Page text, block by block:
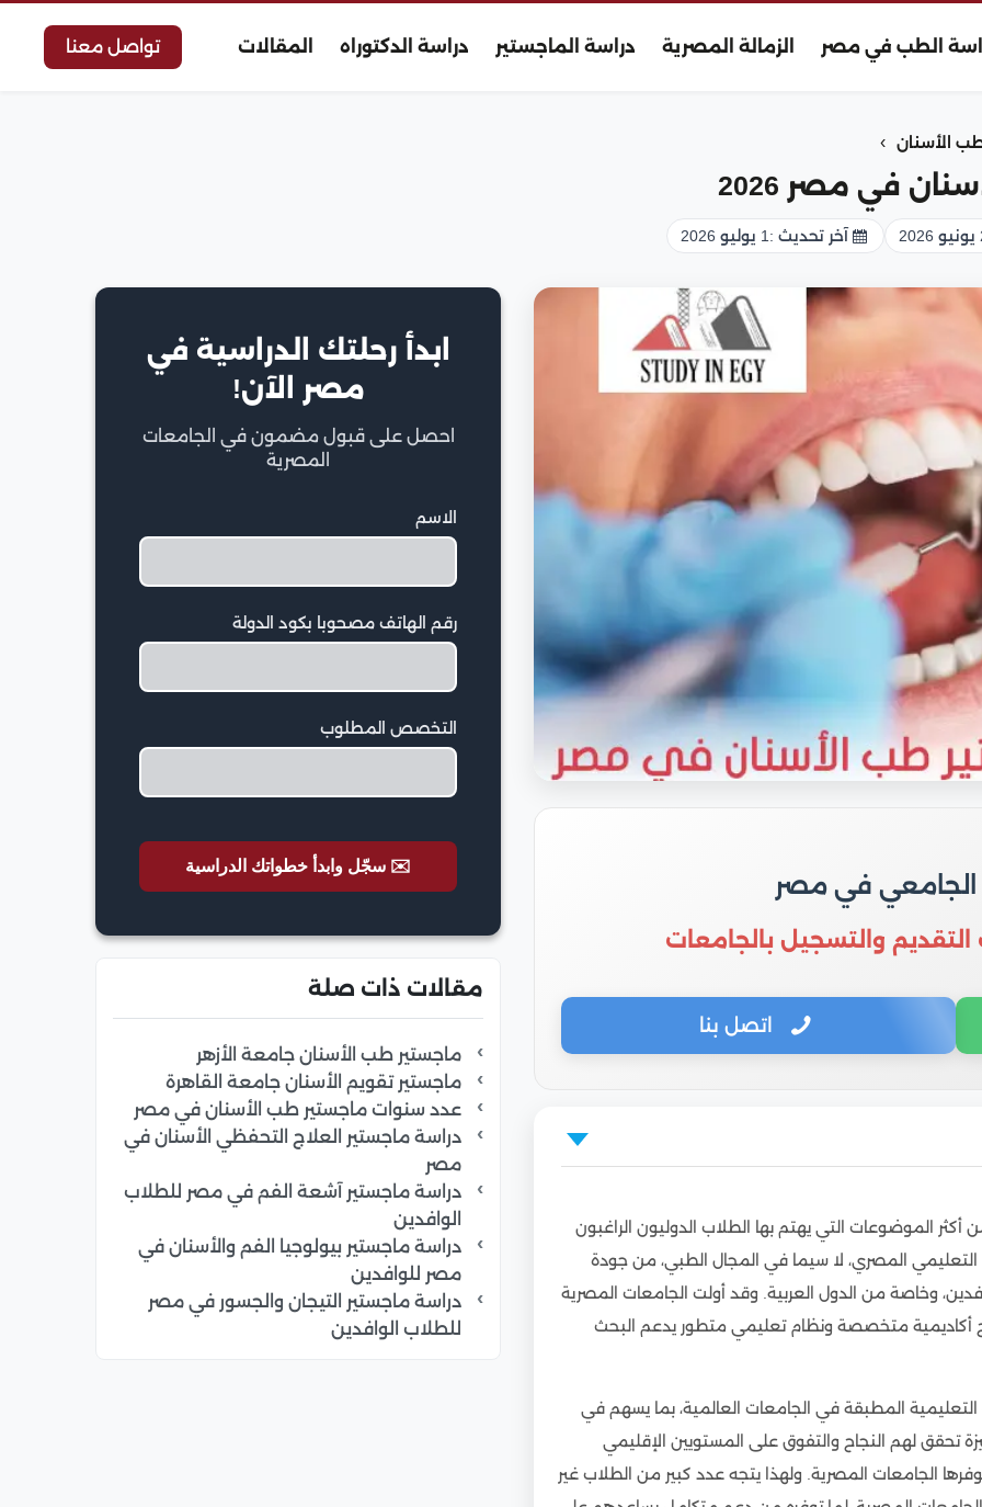
الطب في مصر الزمالة المصرية دراسة الماجستير دراسة الدكتوراه المقالات تواصل معنا
الأسنان ›
في مصر 2026
آخر تحديث : 1 يوليو 2026
الجامعي في مصر
والتسجيل بالجامعات
اتصل بنا
الأسنان بالجامعات المصرية، فهي كالتالي:
لنيل الماجستير من إحدى الجامعات المصرية، فهي
طب الأسنان في مصر
بالدول الأخرى
الماجستير
الأسنان في مصر
أكثر الموضوعات التي يهتم بها الطلاب الدوليون الراغبون
التعليمي المصري، لا سيما في المجال الطبي، من جودة
وخاصة من الدول العربية. وقد أولت الجامعات المصرية
أكاديمية متخصصة ونظام تعليمي متطور يدعم البحث
المطبقة في الجامعات العالمية، بما يسهم في
تحقق لهم النجاح والتفوق على المستويين الإقليمي
الجامعات المصرية. ولهذا يتجه عدد كبير من الطلاب غير
ابدأ رحلتك الدراسية في
مصر الآن!
احصل على قبول مضمون في الجامعات
المصرية
الاسم
رقم الهاتف مصحوبا بكود الدولة
التخصص المطلوب
✉️ سجّل وابدأ خطواتك الدراسية
مقالات ذات صلة
ماجستير طب الأسنان جامعة الأزهر
ماجستير تقويم الأسنان جامعة القاهرة
عدد سنوات ماجستير طب الأسنان في مصر
دراسة ماجستير العلاج التحفظي الأسنان في
مصر
دراسة ماجستير آشعة الفم في مصر للطلاب
الوافدين
دراسة ماجستير بيولوجيا الفم والأسنان في
مصر للوافدين
دراسة ماجستير التيجان والجسور في مصر
للطلاب الوافدين